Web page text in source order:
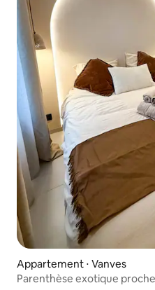
Appartement ⋅ Vanves
Parenthèse exotique